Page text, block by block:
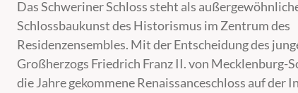
Das Schweriner Schloss steht als
Schlossbaukunst des Historismus im Zentrum des
Residenzensembles. Mit der Entscheidung des
Großherzogs Friedrich Franz II. von Mecklenburg-
die Jahre gekommene Renaissanceschloss auf der